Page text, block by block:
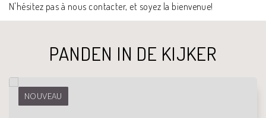
N'hésitez pas à nous contacter, et soyez la bienvenue!
PANDEN IN DE KIJKER
NOUVEAU